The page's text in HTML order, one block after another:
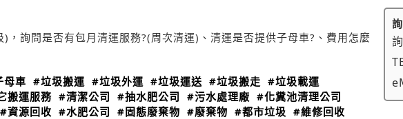
，詢問是否有包月清運服務?(周次清運)、清運是否提供子母車?、費用怎麼
母車 #垃圾搬運 #垃圾外運 #垃圾運送 #垃圾搬走 #垃圾載運
搬運服務 #清潔公司 #抽水肥公司 #污水處理廠 #化糞池清理公司
#資源回收 #水肥公司 #固態廢棄物 #廢棄物 #都市垃圾 #維修回收